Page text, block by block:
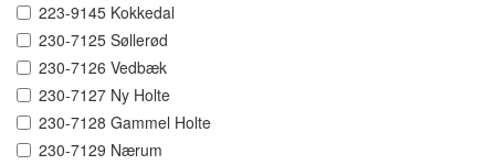
223-9145 Kokkedal
230-7125 Søllerød
230-7126 Vedbæk
230-7127 Ny Holte
230-7128 Gammel Holte
230-7129 Nærum